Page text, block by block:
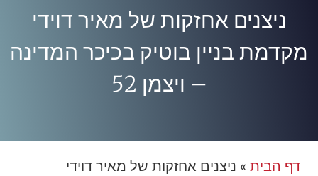
ניצנים אחזקות של מאיר דוידי
מקדמת בניין בוטיק בכיכר המדינה
– ויצמן 52
דף הבית » ניצנים אחזקות של מאיר דוידי